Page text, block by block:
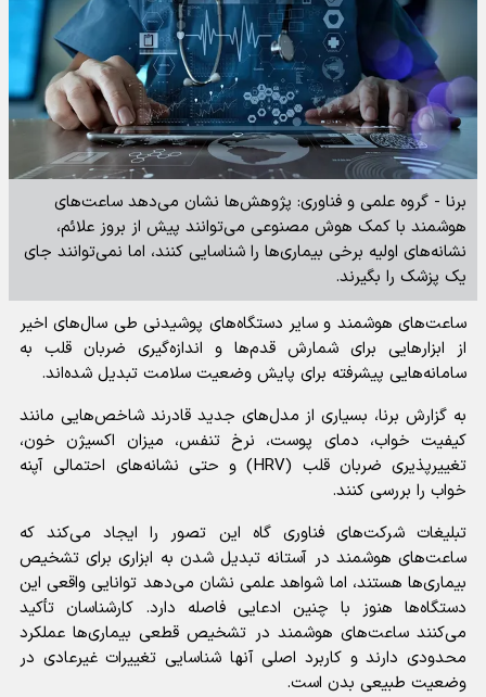
برنا - گروه علمی و فناوری: پژوهش‌ها نشان می‌دهد ساعت‌های
هوشمند با کمک هوش مصنوعی می‌توانند پیش از بروز علائم،
نشانه‌های اولیه برخی بیماری‌ها را شناسایی کنند، اما نمی‌توانند جای
یک پزشک را بگیرند.
ساعت‌های هوشمند و سایر دستگاه‌های پوشیدنی طی سال‌های اخیر
از ابزار‌هایی برای شمارش قدم‌ها و اندازه‌گیری ضربان قلب به
سامانه‌هایی پیشرفته برای پایش وضعیت سلامت تبدیل شده‌اند.
به گزارش برنا، بسیاری از مدل‌های جدید قادرند شاخص‌هایی مانند
کیفیت خواب، دمای پوست، نرخ تنفس، میزان اکسیژن خون،
تغییرپذیری ضربان قلب (HRV) و حتی نشانه‌های احتمالی آپنه
خواب را بررسی کنند.
تبلیغات شرکت‌های فناوری گاه این تصور را ایجاد می‌کند که
ساعت‌های هوشمند در آستانه تبدیل شدن به ابزاری برای تشخیص
بیماری‌ها هستند، اما شواهد علمی نشان می‌دهد توانایی واقعی این
دستگاه‌ها هنوز با چنین ادعایی فاصله دارد. کارشناسان تأکید
می‌کنند ساعت‌های هوشمند در تشخیص قطعی بیماری‌ها عملکرد
محدودی دارند و کاربرد اصلی آنها شناسایی تغییرات غیرعادی در
وضعیت طبیعی بدن است.